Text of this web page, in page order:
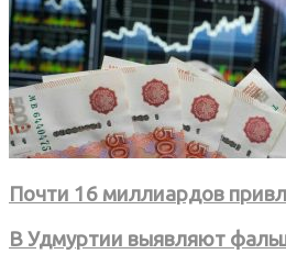
Почти 16 миллиардов
В Удмуртии выявляют